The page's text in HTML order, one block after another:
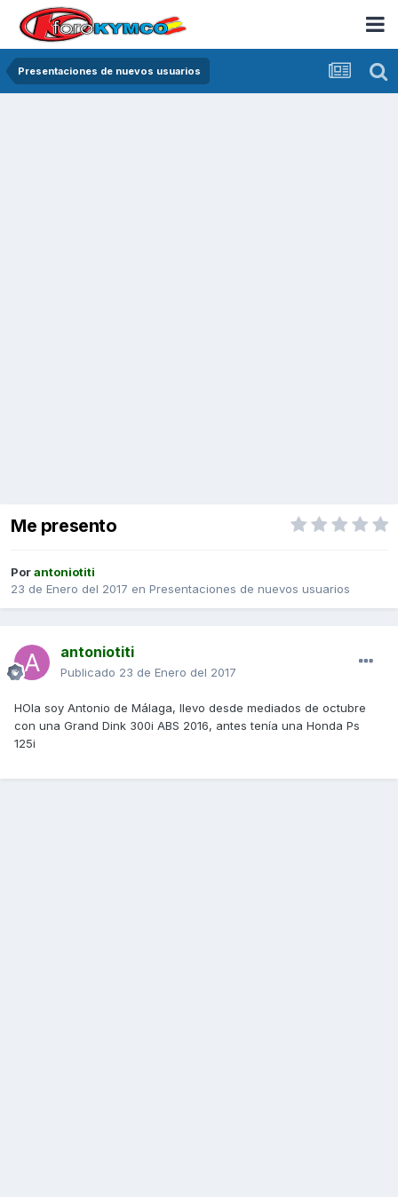
Presentaciones de nuevos usuarios
Me presento
Porantoniotiti
23 de Enero del 2017 en Presentaciones de nuevos usuarios
antoniotiti
Publicado 23 de Enero del 2017
HOla soy Antonio de Málaga, llevo desde mediados de octubre
con una Grand Dink 300i ABS 2016, antes tenía una Honda Ps
125i